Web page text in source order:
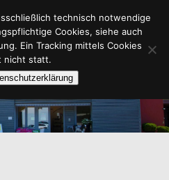
MÜHLENLADEN
KONTAKT
technisch notwendige
Cookies, siehe auch
Ein Tracking mittels Cookies
nicht statt.